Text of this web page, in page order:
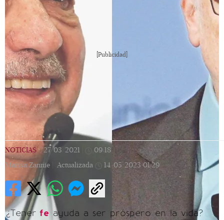
[Publicidad]
NOTICIAS | 27/03/2021 09:18
Marisa Zannie |
Actualizada 14/05/2023 01:29
¿Tener fe ayuda a ser próspero en la vida?